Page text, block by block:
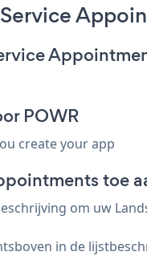
POWR
create your app
toe
om uw
in de